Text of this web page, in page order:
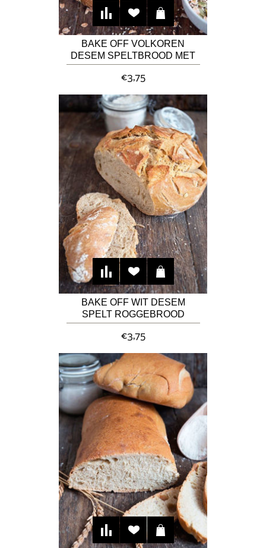
BAKE OFF VOLKOREN
DESEM SPELTBROOD MET
ZADEN
€3,75
BAKE OFF WIT DESEM
SPELT ROGGEBROOD
"GRIES
€3,75